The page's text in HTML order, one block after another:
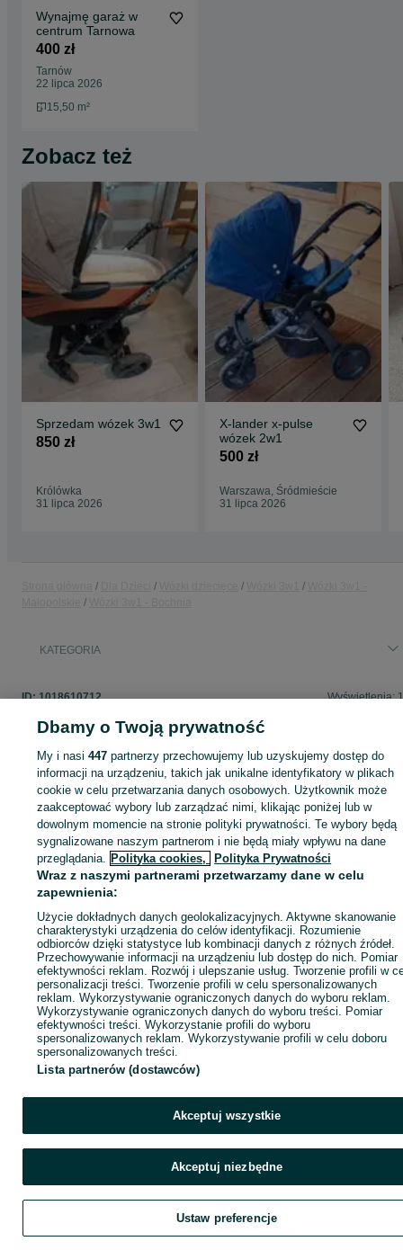
Wynajmę garaż w
centrum Tarnowa
400 zł
Tarnów
22 lipca 2026
15,50 m²
Zobacz też
Sprzedam wózek 3w1
850 zł
Królówka
31 lipca 2026
X-lander x-pulse
wózek 2w1
500 zł
Warszawa, Śródmieście
31 lipca 2026
KATEGORIA
ID:1018610712 Wyświetlenia:
Zaloguj się lub załóż konto na OLX, aby skontaktować się z
sprzedającym
Zaloguj się / Załóż konto
Zadzwoń / SMS
Dbamy o Twoją prywatność
My i nasi447 partnerzy przechowujemy lub uzyskujemy dostęp do
informacji na urządzeniu, takich jak unikalne identyfikatory w plikach
cookie w celu przetwarzania danych osobowych. Użytkownik może
zaakceptować wybory lub zarządzać nimi, klikając poniżej lub w
dowolnym momencie na stronie polityki prywatności. Te wybory będą
sygnalizowane naszym partnerom i nie będą miały wpływu na dane
przeglądania. Polityka cookies, Polityka Prywatności
Wraz z naszymi partnerami przetwarzamy dane w celu
zapewnienia:
Użycie dokładnych danych geolokalizacyjnych. Aktywne skanowanie
charakterystyki urządzenia do celów identyfikacji. Rozumienie
odbiorców dzięki statystyce lub kombinacji danych z różnych źródeł.
Przechowywanie informacji na urządzeniu lub dostęp do nich. Pomiar
efektywności reklam. Rozwój i ulepszanie usług. Tworzenie profili w
personalizacji treści. Tworzenie profili w celu spersonalizowanych
reklam. Wykorzystywanie ograniczonych danych do wyboru reklam.
Wykorzystywanie ograniczonych danych do wyboru treści. Pomiar
efektywności treści. Wykorzystanie profili do wyboru
spersonalizowanych reklam. Wykorzystywanie profili w celu doboru
spersonalizowanych treści.
Lista partnerów (dostawców)
Akceptuj wszystkie
Akceptuj niezbędne
Ustaw preferencje